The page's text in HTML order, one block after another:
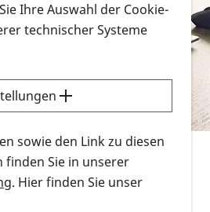
in verschiedenen
Ort
Sie nach Infonmaterial
bzw. herunterladen
sich dieErklärvideos zum
der PRO RETINA-Website
Menschen an.
Sie sämtliches Infomaterial
Ihre Auswahl der Cookie-
technischer Systeme
sowie den Link zu diesen
finden Sie in unserer
. Hier finden Sie unser